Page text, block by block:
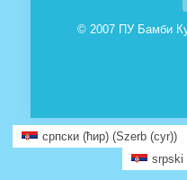
© 2007 ПУ Бамби
српски (ћир) (Szerb (cyr))
srpski